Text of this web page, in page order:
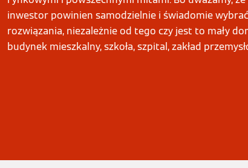
inwestor powinien samodzielnie i świadomie
rozwiązania, niezależnie od tego czy jest to mały
budynek mieszkalny, szkoła, szpital, zakład